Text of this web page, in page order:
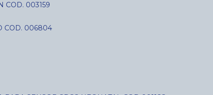
COD. 003159
COD. 006804